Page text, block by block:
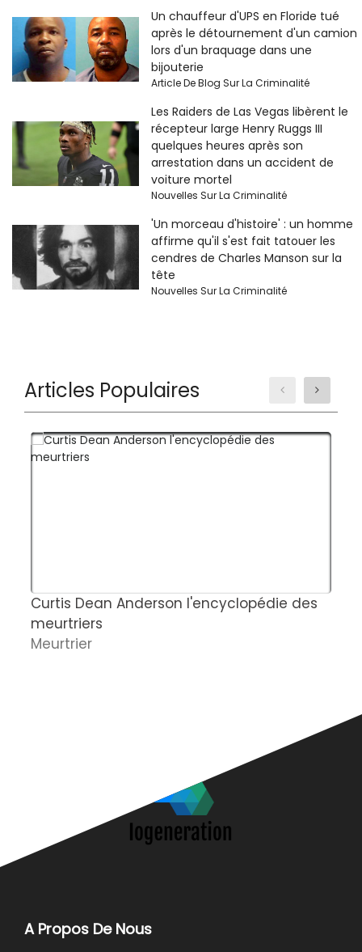
Un chauffeur d'UPS en Floride tué
après le détournement d'un camion
lors d'un braquage dans une
bijouterie
Article De Blog Sur La Criminalité
Les Raiders de Las Vegas libèrent le
récepteur large Henry Ruggs III
quelques heures après son
arrestation dans un accident de
voiture mortel
Nouvelles Sur La Criminalité
'Un morceau d'histoire' : un homme
affirme qu'il s'est fait tatouer les
cendres de Charles Manson sur la
tête
Nouvelles Sur La Criminalité
Articles Populaires
Curtis Dean Anderson l'encyclopédie des
meurtriers
Meurtrier
A Propos De Nous